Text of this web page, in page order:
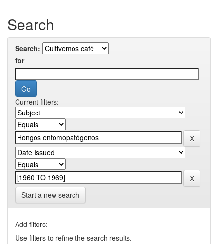
Search
Search:
for
Current filters:
Start a new search
Add filters:
Use filters to refine the search results.